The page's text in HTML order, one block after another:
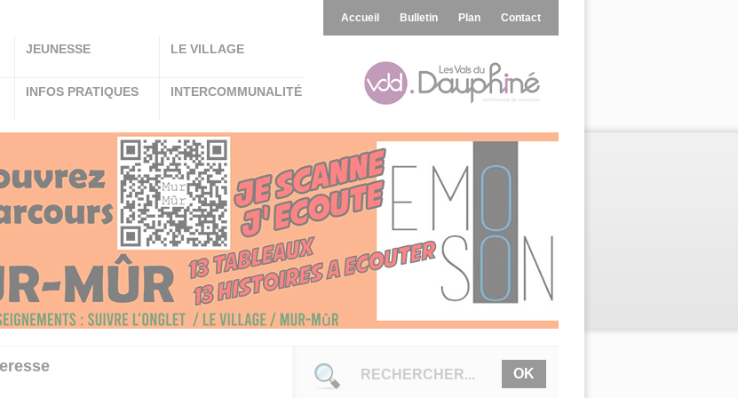
Accueil Bulletin Plan Contact
JEUNESSE LE VILLAGE
INFOS PRATIQUES INTERCOMMUNALITÉ